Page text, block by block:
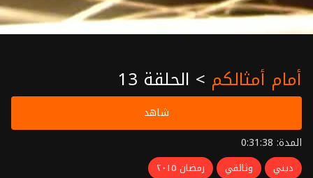
أمام أمثالكم > الحلقة 13
شاهد
المدة: 0:31:38
ديني وثائقي رمضان ٢٠١٥